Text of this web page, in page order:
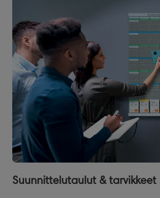
Suunnittelutaulut & tarvikkeet